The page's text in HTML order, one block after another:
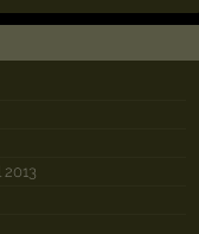
2013